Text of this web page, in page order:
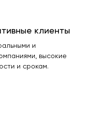
клиенты
и
высокие
и срокам.